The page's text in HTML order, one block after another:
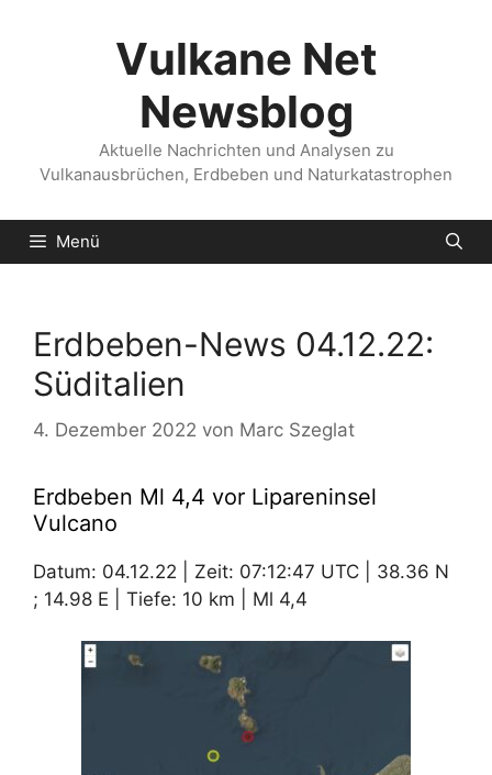
Vulkane Net
Newsblog
Aktuelle Nachrichten und Analysen zu
Vulkanausbrüchen, Erdbeben und Naturkatastrophen
Menü
Erdbeben-News 04.12.22:
Süditalien
4. Dezember 2022 von Marc Szeglat
Erdbeben Ml 4,4 vor Lipareninsel
Vulcano
Datum: 04.12.22 | Zeit: 07:12:47 UTC | 38.36 N
; 14.98 E | Tiefe: 10 km | Ml 4,4